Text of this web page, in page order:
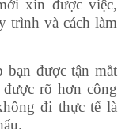
xin được việc,
trình và cách làm
bạn được tận mắt
rõ hơn công
đi thực tế là